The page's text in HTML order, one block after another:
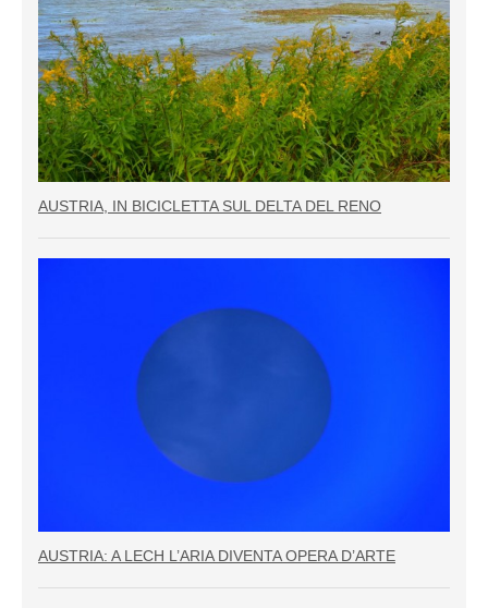
AUSTRIA, IN BICICLETTA SUL DELTA DEL RENO
AUSTRIA: A LECH L’ARIA DIVENTA OPERA D’ARTE